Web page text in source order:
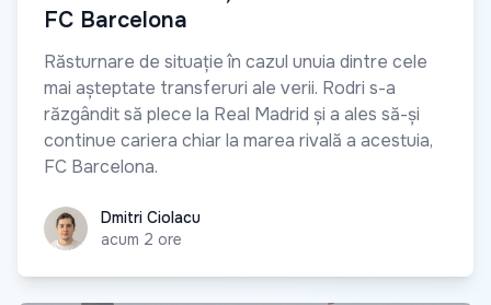
FC Barcelona
Răsturnare de situație în cazul unuia dintre cele
mai așteptate transferuri ale verii. Rodri s-a
răzgândit să plece la Real Madrid și a ales să-și
continue cariera chiar la marea rivală a acestuia,
FC Barcelona.
Dmitri Ciolacu
Dmitri Ciolacu
acum 2 ore